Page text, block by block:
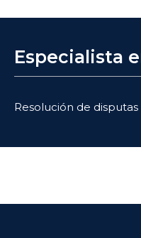
Especialista
Resolución de disputas